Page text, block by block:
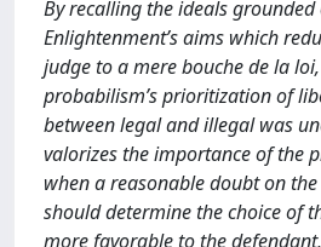
By recalling the ideals grounded
Enlightenment’s aims which
judge to a mere bouche de la
probabilism’s prioritization of
between legal and illegal was
valorizes the importance of the
when a reasonable doubt on
should determine the choice of
more favorable to the